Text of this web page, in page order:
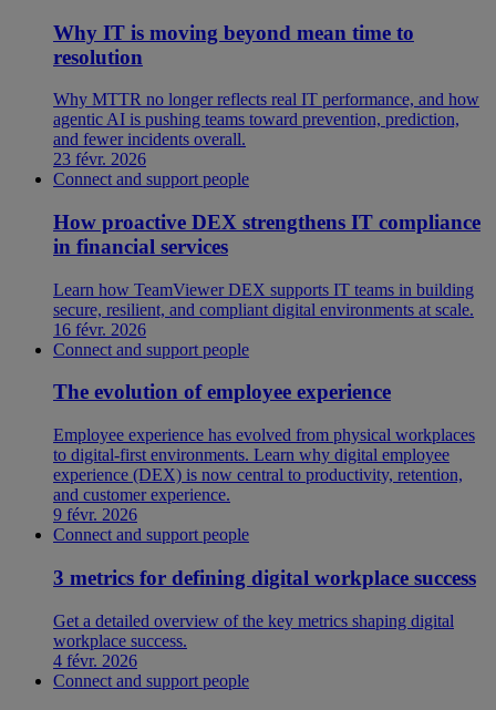
Why IT is moving beyond mean time to
resolution
Why MTTR no longer reflects real IT performance, and how
agentic AI is pushing teams toward prevention, prediction,
and fewer incidents overall.
23 févr. 2026
Connect and support people
How proactive DEX strengthens IT compliance
in financial services
Learn how TeamViewer DEX supports IT teams in building
secure, resilient, and compliant digital environments at scale.
16 févr. 2026
Connect and support people
The evolution of employee experience
Employee experience has evolved from physical workplaces
to digital-first environments. Learn why digital employee
experience (DEX) is now central to productivity, retention,
and customer experience.
9 févr. 2026
Connect and support people
3 metrics for defining digital workplace success
Get a detailed overview of the key metrics shaping digital
workplace success.
4 févr. 2026
Connect and support people